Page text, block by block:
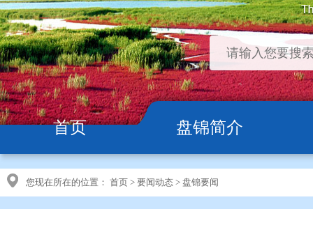
首页 盘锦简介
您现在所在的位置： 首页 > 要闻动态 > 盘锦要闻